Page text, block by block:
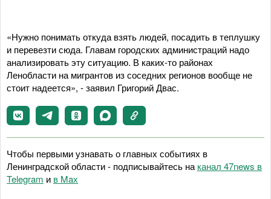
«Нужно понимать откуда взять людей, посадить в теплушку
и перевезти сюда. Главам городских администраций надо
анализировать эту ситуацию. В каких-то районах
Ленобласти на мигрантов из соседних регионов вообще не
стоит надеется», - заявил Григорий Двас.
Чтобы первыми узнавать о главных событиях в
Ленинградской области - подписывайтесь на канал 47news в
Telegram и в Maх